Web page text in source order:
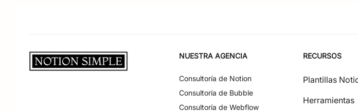
NUESTRA AGENCIA
Consultoría de Notion
Consultoría de Bubble
Consultoría de Webflow
RECURSOS
Plantillas
Herramientas